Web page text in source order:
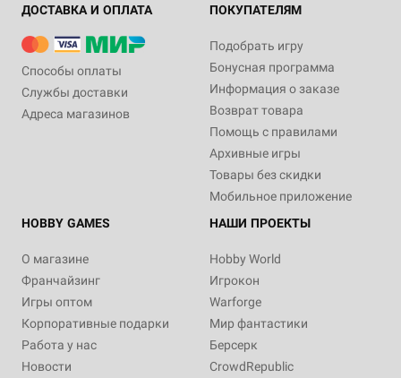
ДОСТАВКА И ОПЛАТА
Способы оплаты
Службы доставки
Адреса магазинов
ПОКУПАТЕЛЯМ
Подобрать игру
Бонусная программа
Информация о заказе
Возврат товара
Помощь с правилами
Архивные игры
Товары без скидки
Мобильное приложение
HOBBY GAMES
О магазине
Франчайзинг
Игры оптом
Корпоративные подарки
Работа у нас
Новости
НАШИ ПРОЕКТЫ
Hobby World
Игрокон
Warforge
Мир фантастики
Берсерк
CrowdRepublic